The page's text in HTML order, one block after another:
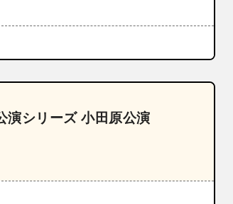
シリーズ 小田原公演